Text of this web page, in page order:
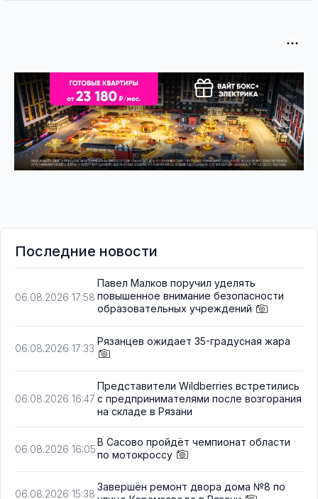
Последние новости
06.08.2026 17:58
Павел Малков поручил уделять
повышенное внимание безопасности
образовательных учреждений
06.08.2026 17:33
Рязанцев ожидает 35-градусная жара
06.08.2026 16:47
Представители Wildberries встретились
с предпринимателями после возгорания
на складе в Рязани
06.08.2026 16:05
В Сасово пройдёт чемпионат области
по мотокроссу
06.08.2026 15:38
Завершён ремонт двора дома №8 по